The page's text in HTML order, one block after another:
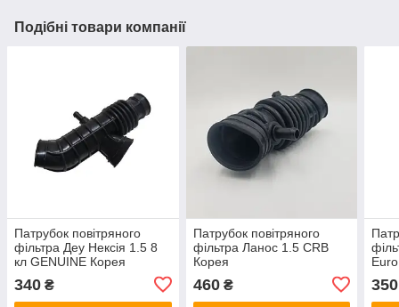
Подібні товари компанії
Патрубок повітряного
фільтра Деу Нексія 1.5 8
кл GENUINE Корея
340 ₴
Патрубок повітряного
фільтра Ланос 1.5 CRB
Корея
460₴ 350